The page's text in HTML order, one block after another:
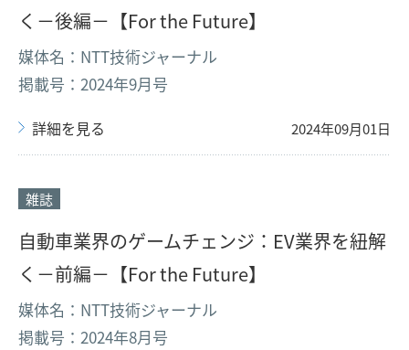
く－後編－【For the Future】
媒体名：NTT技術ジャーナル
掲載号：2024年9月号
詳細を見る 2024年09月01日
雑誌
自動車業界のゲームチェンジ：EV業界を紐解
く－前編－【For the Future】
媒体名：NTT技術ジャーナル
掲載号：2024年8月号